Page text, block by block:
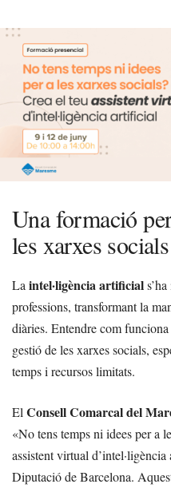
Una formació
les xarxes socials
La intel·ligència artificial
professions, transformant la
diàries. Entendre com
gestió de les xarxes socials,
temps i recursos limitats.
El Consell Comarcal del
«No tens temps ni idees per a
assistent virtual
Diputació de Barcelona.